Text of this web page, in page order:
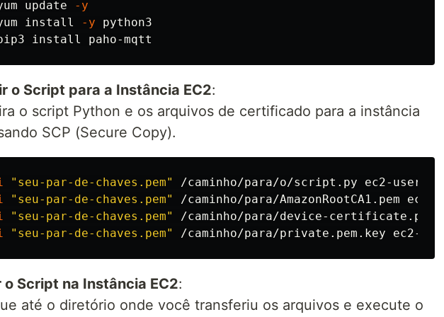
update
-y
install -y python3
install
o Script para a Instância EC2:
o script Python e os arquivos de certificado para a instância
SCP (Secure Copy).
"seu-par-de-chaves.pem"
/caminho/para/o/script.py ec2-
"seu-par-de-chaves.pem"
/caminho/para/AmazonRootCA1.pem
"seu-par-de-chaves.pem"
/caminho/para/device-
"seu-par-de-chaves.pem"
o Script na Instância EC2:
até o diretório onde você transferiu os arquivos e execute o